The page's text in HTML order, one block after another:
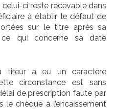
ci reste recevable dans
à établir le défaut de
sur le titre après sa
qui concerne sa date
tireur a eu un caractère
circonstance est sans
de prescription faute par
le chèque à l’encaissement